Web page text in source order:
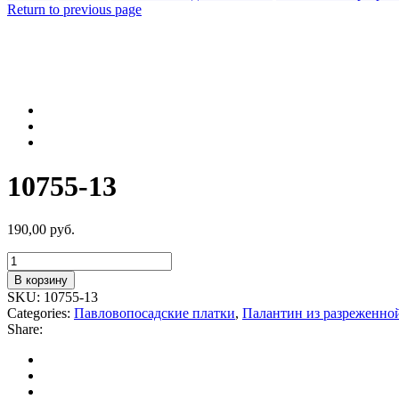
Return to previous page
10755-13
190,00 руб.
Количество
товара
10755-
13
В корзину
SKU: 10755-13
Categories: Павловопосадские платки, Палантин из
Share: